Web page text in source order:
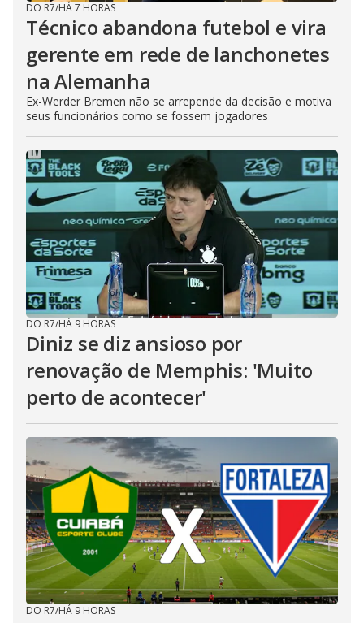
DO R7/HÁ 7 HORAS
Técnico abandona futebol e vira
gerente em rede de lanchonetes
na Alemanha
Ex-Werder Bremen não se arrepende da decisão e motiva
seus funcionários como se fossem jogadores
DO R7/HÁ 9 HORAS
Diniz se diz ansioso por
renovação de Memphis: 'Muito
perto de acontecer'
DO R7/HÁ 9 HORAS